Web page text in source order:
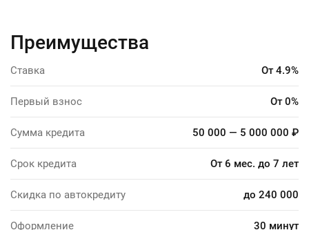
Преимущества
Ставка От 4.9%
Первый взнос От 0%
Сумма кредита 50 000 — 5 000 000 ₽
Срок кредита От 6 мес. до 7 лет
Скидка по автокредиту до 240 000
Оформление 30 минут